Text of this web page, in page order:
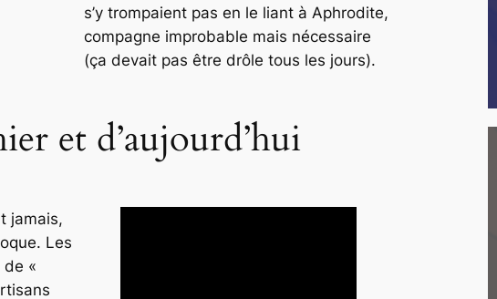
s’y trompaient pas en le liant à Aphrodite,
compagne improbable mais nécessaire
(ça devait pas être drôle tous les jours).
et d’aujourd’hui
jamais,
Les
«